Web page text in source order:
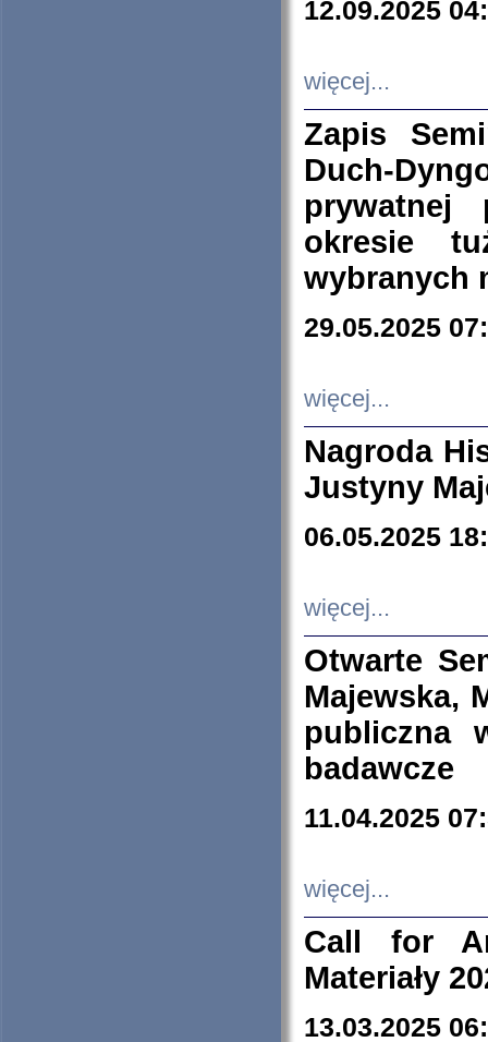
12.09.2025
więcej...
Zapis
Duch-
prywatnej
okresie
wybranych
29.05.2025
więcej...
Nagroda
Justyny
06.05.2025
więcej...
Otwarte
Majewska,
publiczna
badawcze
11.04.2025
więcej...
Call for
Materiały
13.03.2025